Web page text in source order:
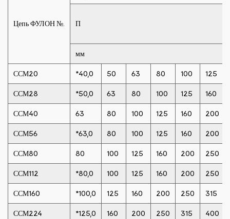
Цепь ФУЛОН №. П
мм
ССМ20 *40,0 50 63 80 100 125
ССМ28 *50,0 63 80 100 125 160
ССМ40 63 80 100 125 160 200
ССМ56 *63,0 80 100 125 160 200
ССМ80 80 100 125 160 200 250
ССМ112 *80,0 100 125 160 200 250
ССМ160 *100,0 125 160 200 250 315
ССМ224 *125,0 160 200 250 315 400